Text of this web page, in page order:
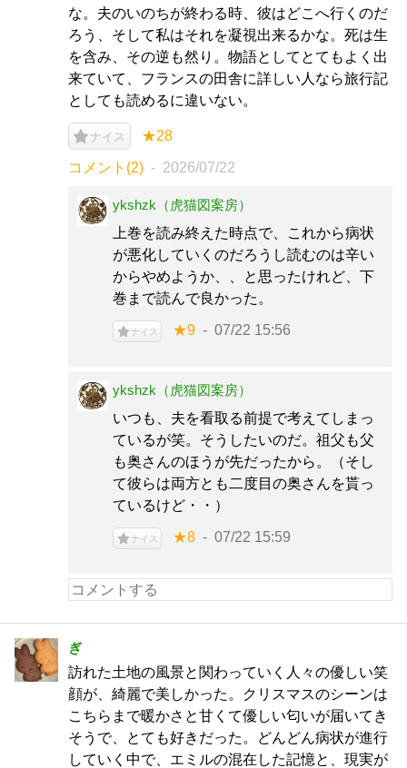
な。夫のいのちが終わる時、彼はどこへ行くのだ
ろう、そして私はそれを凝視出来るかな。死は生
を含み、その逆も然り。物語としてとてもよく出
来ていて、フランスの田舎に詳しい人なら旅行記
としても読めるに違いない。
ナイス ★28
コメント(2) 2026/07/22
ykshzk（虎猫図案房）
上巻を読み終えた時点で、これから病状
が悪化していくのだろうし読むのは辛い
からやめようか、、と思ったけれど、下
巻まで読んで良かった。
ナイス ★9 07/22 15:56
ykshzk（虎猫図案房）
いつも、夫を看取る前提で考えてしまっ
ているが笑。そうしたいのだ。祖父も父
も奥さんのほうが先だったから。（そし
て彼らは両方とも二度目の奥さんを貰っ
ているけど・・）
ナイス ★8 07/22 15:59
ぎ
訪れた土地の風景と関わっていく人々の優しい笑
顔が、綺麗で美しかった。クリスマスのシーンは
こちらまで暖かさと甘くて優しい匂いが届いてき
そうで、とても好きだった。どんどん病状が進行
していく中で、エミルの混在した記憶と、現実が